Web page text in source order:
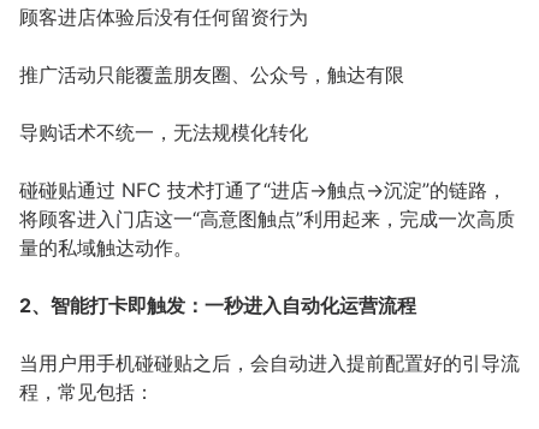
顾客进店体验后没有任何留资行为
推广活动只能覆盖朋友圈、公众号，触达有限
导购话术不统一，无法规模化转化
碰碰贴通过 NFC 技术打通了“进店→触点→沉淀”的链路，
将顾客进入门店这一“高意图触点”利用起来，完成一次高质
量的私域触达动作。
2、智能打卡即触发：一秒进入自动化运营流程
当用户用手机碰碰贴之后，会自动进入提前配置好的引导流
程，常见包括：